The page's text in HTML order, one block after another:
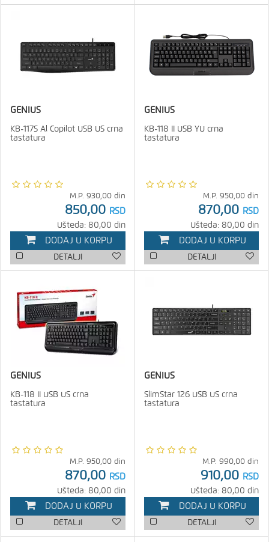
GENIUS
KB-117S Al Copilot USB US crna
tastatura
M.P. 930,00 din
850,00 RSD
Ušteda: 80,00 din
DODAJ U KORPU
DETALJI
GENIUS
KB-118 II USB YU crna
tastatura
M.P. 950,00 din
870,00 RSD
Ušteda: 80,00 din
DODAJ U KORPU
DETALJI
GENIUS
KB-118 II USB US crna
tastatura
M.P. 950,00 din
870,00 RSD
Ušteda: 80,00 din
DODAJ U KORPU
DETALJI
GENIUS
SlimStar 126 USB US crna
tastatura
M.P. 990,00 din
910,00 RSD
Ušteda: 80,00 din
DODAJ U KORPU
DETALJI